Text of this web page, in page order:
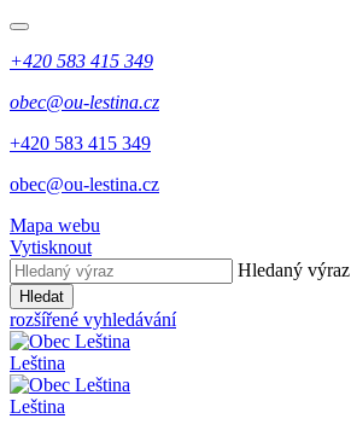
+420 583 415 349
obec@ou-lestina.cz
+420 583 415 349
obec@ou-lestina.cz
Mapa webu
Vytisknout
Hledaný výraz
Hledat
rozšířené vyhledávání
Leština
Leština